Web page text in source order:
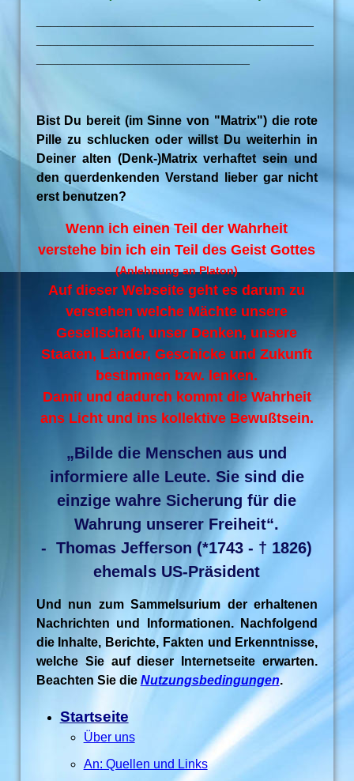
Bist Du bereit (im Sinne von "Matrix") die rote
Pille zu schlucken oder willst Du weiterhin in
Deiner alten (Denk-)Matrix verhaftet sein und
den querdenkenden Verstand lieber gar nicht
erst benutzen?
Wenn ich einen Teil der Wahrheit
verstehe bin ich ein Teil des Geist Gottes
(Anlehnung an Platon)
Auf dieser Webseite geht es darum zu
verstehen welche Mächte unsere
Gesellschaft, unser Denken, unsere
Staaten, Länder, Geschicke und Zukunft
bestimmen bzw. lenken.
Damit und dadurch kommt die Wahrheit
ans Licht und ins kollektive Bewußtsein.
„Bilde die Menschen aus und
informiere alle Leute. Sie sind die
einzige wahre Sicherung für die
Wahrung unserer Freiheit“.
- Thomas Jefferson (*1743 - † 1826)
ehemals US-Präsident
Und nun zum Sammelsurium der erhaltenen
Nachrichten und Informationen. Nachfolgend
die Inhalte, Berichte, Fakten und Erkenntnisse,
welche Sie auf dieser Internetseite erwarten.
Beachten Sie die Nutzungsbedingungen.
Startseite
Über uns
An: Quellen und Links